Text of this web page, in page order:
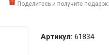
Поделитесь и получите подарок:
Артикул: 61834